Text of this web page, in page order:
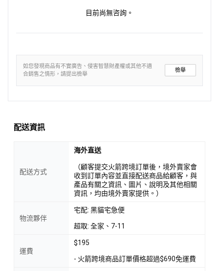
目前尚無咨詢。
如您發現商品有不實廣告、侵害智慧財產權或其他不適
合銷售之情形，請提出檢舉
檢舉
配送資訊
配送方式
海外直送
（顧客提交火箭跨境訂單後，境外賣家會
收到訂單內容並直接配送商品給顧客，與
產品有關之資訊、圖片、說明及其他相關
資訊，均由境外賣家提供。）
物流夥伴
宅配: 黑貓宅急便
超取: 全家、7-11
運費
$195
- 火箭跨境商品訂單價格超過$690免運費